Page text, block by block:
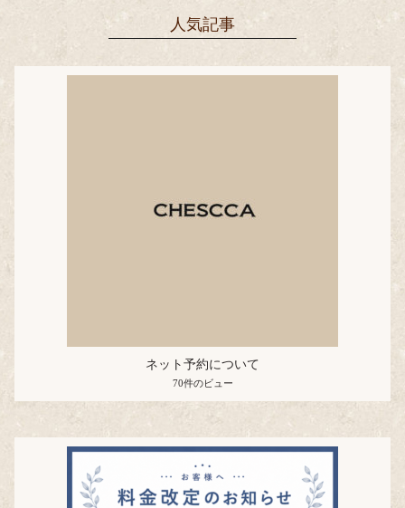
人気記事
ネット予約について
70件のビュー